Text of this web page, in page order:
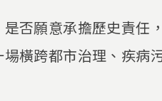
否願意承擔歷史責任
橫跨都市治理、疾病